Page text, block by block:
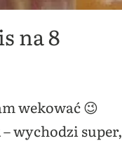
na 8
wekować 😉
– wychodzi super,